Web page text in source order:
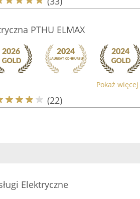
PTHU ELMAX
Pokaż więcej
(22)
Elektryczne